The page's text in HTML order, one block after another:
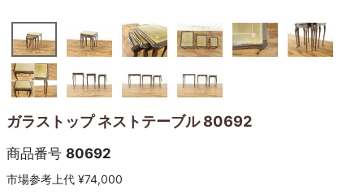
ガラストップ ネストテーブル 80692
商品番号 80692
市場参考上代 ¥74,000